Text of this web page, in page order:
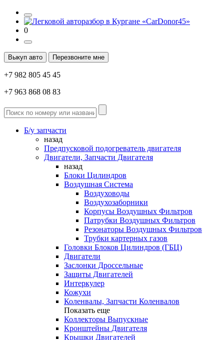
0
Выкуп авто Перезвоните мне
+7 982 805 45 45
+7 963 868 08 83
Б/у запчасти
назад
Предпусковой подогреватель двигателя
Двигатели, Запчасти Двигателя
назад
Блоки Цилиндров
Воздушная Система
Воздуховоды
Воздухозаборники
Корпусы Воздушных Фильтров
Патрубки Воздушных Фильтров
Резонаторы Воздушных Фильтров
Трубки картерных газов
Головки Блоков Цилиндров (ГБЦ)
Двигатели
Заслонки Дроссельные
Защиты Двигателей
Интеркулер
Кожухи
Коленвалы, Запчасти Коленвалов
Показать еще
Коллекторы Выпускные
Кронштейны Двигателя
Крышки Двигателей